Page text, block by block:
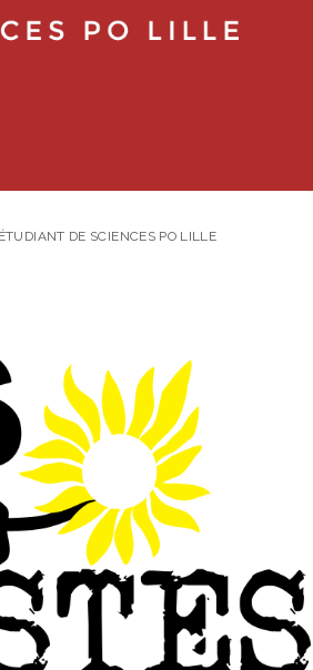
DE SCIENCES PO LILLE